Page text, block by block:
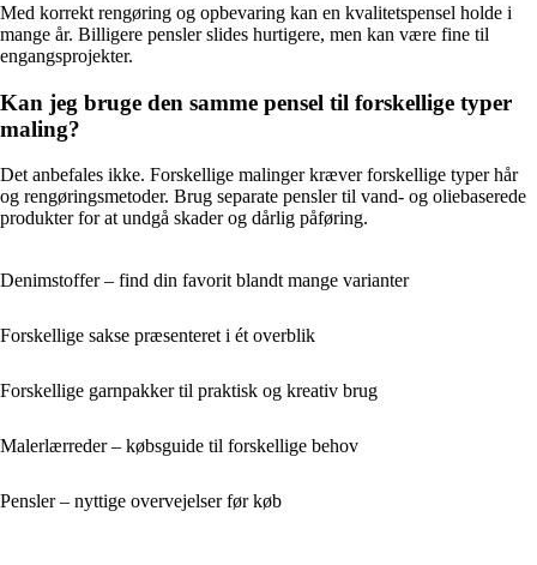
Med korrekt rengøring og opbevaring kan en kvalitets­pensel holde i
mange år. Billigere pensler slides hurtigere, men kan være fine til
engangsprojekter.
Kan jeg bruge den samme pensel til forskellige typer
maling?
Det anbefales ikke. Forskellige malinger kræver forskellige typer hår
og rengøringsmetoder. Brug separate pensler til vand- og oliebaserede
produkter for at undgå skader og dårlig påføring.
Denimstoffer – find din favorit blandt mange varianter
Forskellige sakse præsenteret i ét overblik
Forskellige garnpakker til praktisk og kreativ brug
Malerlærreder – købsguide til forskellige behov
Pensler – nyttige overvejelser før køb